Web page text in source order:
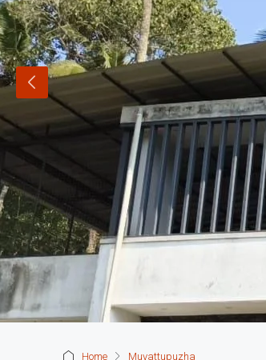
Home Muvattupuzha